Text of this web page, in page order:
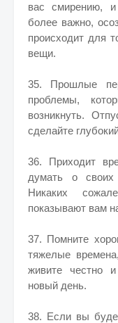
вас смирению,
более важно,
происходит для
вещи.
35. Прошлые
проблемы,
возникнуть.
сделайте
36. Приходит
думать о
Никаких
показывают вам
37. Помните
тяжелые
живите честно
новый день.
38. Если вы